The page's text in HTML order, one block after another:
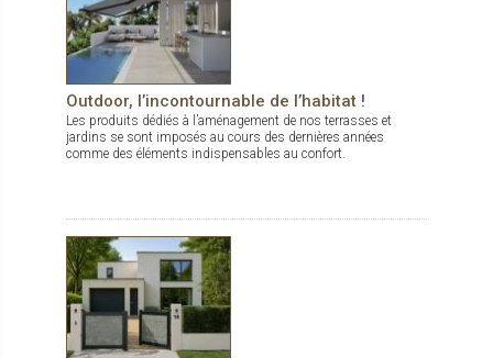
Outdoor, l’incontournable de l’habitat !
Les produits dédiés à l’aménagement de nos terrasses et
jardins se sont imposés au cours des dernières années
comme des éléments indispensables au confort.